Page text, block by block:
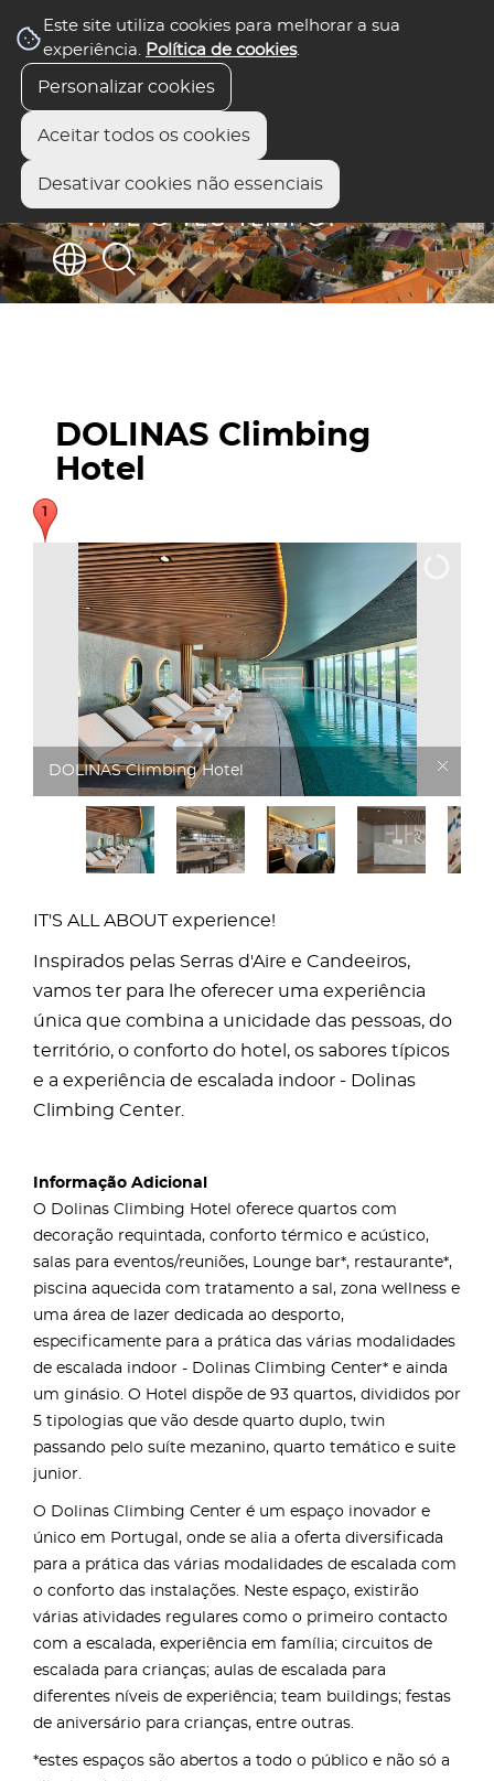
Este site utiliza cookies para melhorar a sua
experiência. Política de cookies.
Personalizar cookies
Aceitar todos os cookies
Desativar cookies não essenciais
DOLINAS Climbing
Hotel
DOLINAS Climbing Hotel
IT'S ALL ABOUT experience!
Inspirados pelas Serras d'Aire e Candeeiros,
vamos ter para lhe oferecer uma experiência
única que combina a unicidade das pessoas, do
território, o conforto do hotel, os sabores típicos
e a experiência de escalada indoor - Dolinas
Climbing Center.
Informação Adicional
O Dolinas Climbing Hotel oferece quartos com
decoração requintada, conforto térmico e acústico,
salas para eventos/reuniões, Lounge bar*, restaurante*,
piscina aquecida com tratamento a sal, zona wellness e
uma área de lazer dedicada ao desporto,
especificamente para a prática das várias modalidades
de escalada indoor - Dolinas Climbing Center* e ainda
um ginásio. O Hotel dispõe de 93 quartos, divididos por
5 tipologias que vão desde quarto duplo, twin
passando pelo suíte mezanino, quarto temático e suite
junior.
O Dolinas Climbing Center é um espaço inovador e
único em Portugal, onde se alia a oferta diversificada
para a prática das várias modalidades de escalada com
o conforto das instalações. Neste espaço, existirão
várias atividades regulares como o primeiro contacto
com a escalada, experiência em família; circuitos de
escalada para crianças; aulas de escalada para
diferentes níveis de experiência; team buildings; festas
de aniversário para crianças, entre outras.
*estes espaços são abertos a todo o público e não só a